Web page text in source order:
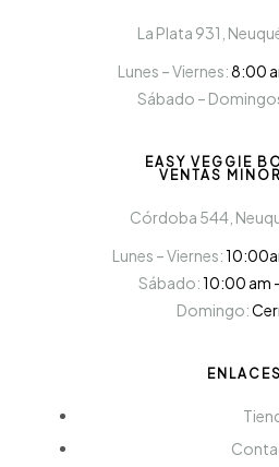
La Plata 931,
Lunes – Viernes:8:00
Sábado –
EASY VEGGIE
VENTAS
Córdoba 544,
Lunes – Viernes:
Sábado:10:00 am
Domingo:
ENLACES